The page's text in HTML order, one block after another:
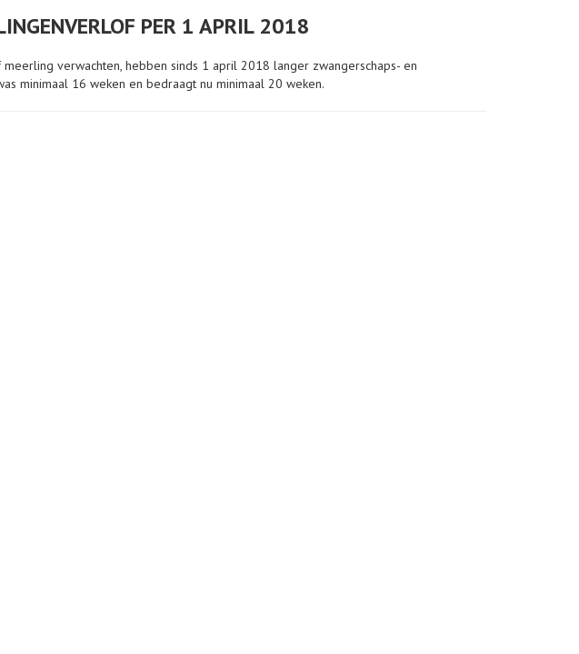
PER 1 APRIL 2018
verwachten, hebben sinds 1 april 2018 langer zwangerschaps- en
minimaal 16 weken en bedraagt nu minimaal 20 weken.